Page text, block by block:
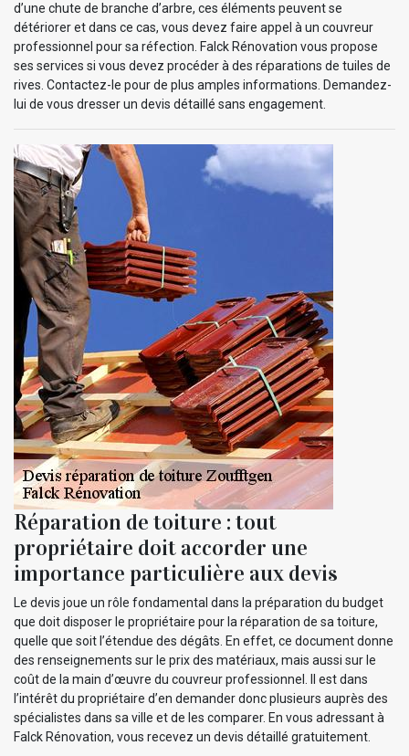
d’une chute de branche d’arbre, ces éléments peuvent se
détériorer et dans ce cas, vous devez faire appel à un couvreur
professionnel pour sa réfection. Falck Rénovation vous propose
ses services si vous devez procéder à des réparations de tuiles de
rives. Contactez-le pour de plus amples informations. Demandez-
lui de vous dresser un devis détaillé sans engagement.
Réparation de toiture : tout
propriétaire doit accorder une
importance particulière aux devis
Le devis joue un rôle fondamental dans la préparation du budget
que doit disposer le propriétaire pour la réparation de sa toiture,
quelle que soit l’étendue des dégâts. En effet, ce document donne
des renseignements sur le prix des matériaux, mais aussi sur le
coût de la main d’œuvre du couvreur professionnel. Il est dans
l’intérêt du propriétaire d’en demander donc plusieurs auprès des
spécialistes dans sa ville et de les comparer. En vous adressant à
Falck Rénovation, vous recevez un devis détaillé gratuitement.